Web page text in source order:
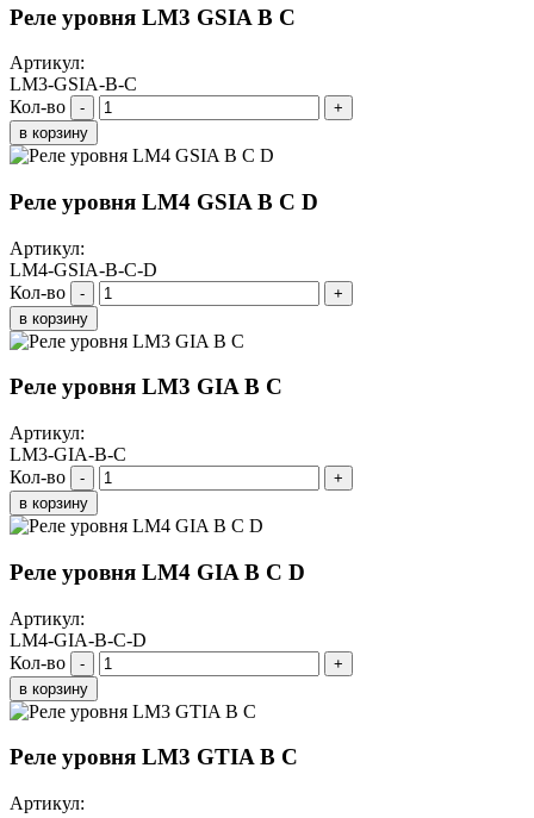
Реле уровня LM3 GSIA B C
Артикул:
LM3-GSIA-B-C
Кол-во
-
+
в корзину
Реле уровня LM4 GSIA B C D
Артикул:
LM4-GSIA-B-C-D
Кол-во
-
+
в корзину
Реле уровня LM3 GIA B C
Артикул:
LM3-GIA-B-C
Кол-во
-
+
в корзину
Реле уровня LM4 GIA B C D
Артикул:
LM4-GIA-B-C-D
Кол-во
-
+
в корзину
Реле уровня LM3 GTIA B C
Артикул: